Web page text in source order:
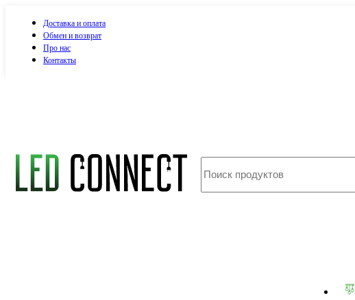
Доставка и оплата
Обмен и возврат
Про нас
Контакты